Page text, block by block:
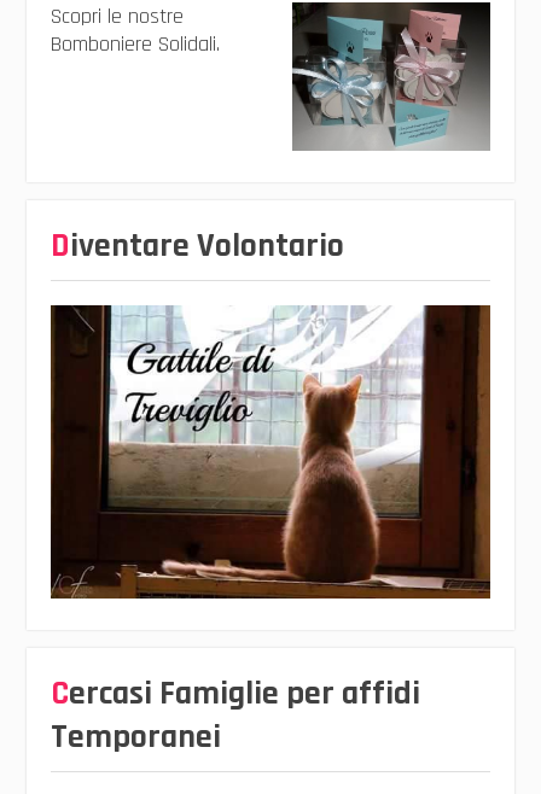
Scopri le nostre
Bomboniere Solidali.
Diventare Volontario
Cercasi Famiglie per affidi
Temporanei